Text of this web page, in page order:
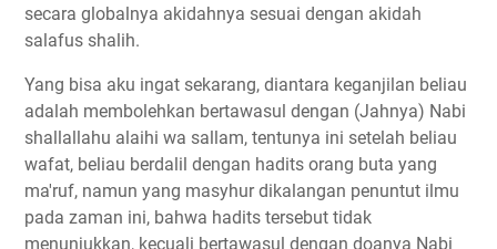
secara globalnya akidahnya sesuai dengan akidah
salafus shalih.
Yang bisa aku ingat sekarang, diantara keganjilan beliau
adalah membolehkan bertawasul dengan (Jahnya) Nabi
shallallahu alaihi wa sallam, tentunya ini setelah beliau
wafat, beliau berdalil dengan hadits orang buta yang
ma'ruf, namun yang masyhur dikalangan penuntut ilmu
pada zaman ini, bahwa hadits tersebut tidak
menunjukkan, kecuali bertawasul dengan doanya Nabi